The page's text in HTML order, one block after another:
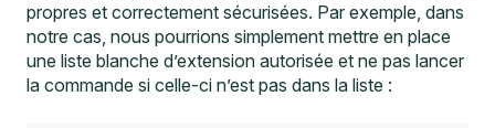
propres et correctement sécurisées. Par exemple, dans
notre cas, nous pourrions simplement mettre en place
une liste blanche d’extension autorisée et ne pas lancer
la commande si celle-ci n’est pas dans la liste :